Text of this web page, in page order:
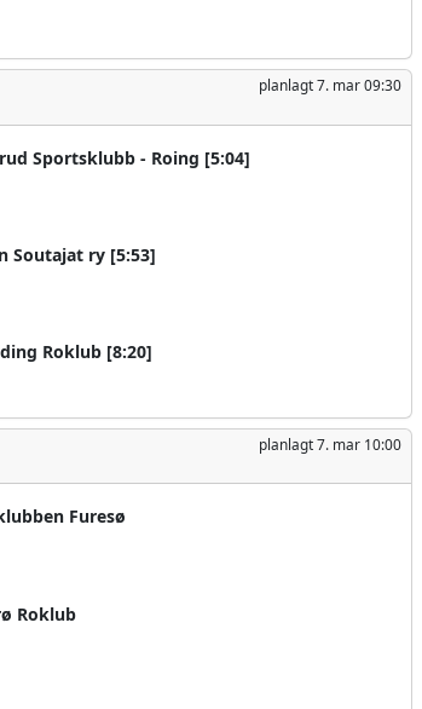
planlagt7. mar 09:30
Sportsklubb - Roing [5:04]
Soutajat ry [5:53]
Roklub [8:20]
planlagt7. mar 10:00
Furesø
Roklub